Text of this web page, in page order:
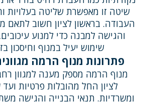
שיטה זו מאפשרת שליטה בעלויות
העבודה. בראשון לציון חשוב לתאם
והגישה למבנה כדי למנוע
שימוש יעיל במנוף וחיסכון
פתרונות מנוף הרמה
מנוף הרמה מספק מענה למגוון
לציון החל מהובלות פרטיות
ומשרדיות. תנאי הבנייה והגישה